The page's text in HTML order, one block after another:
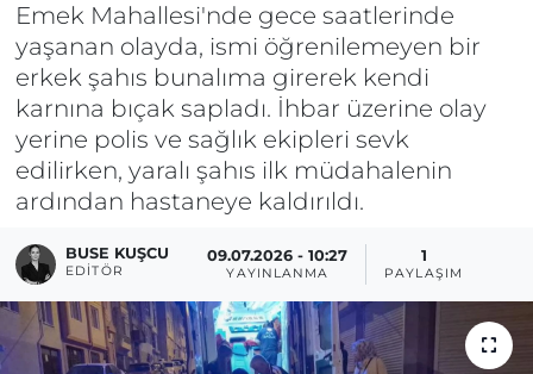
Emek Mahallesi'nde gece saatlerinde
yaşanan olayda, ismi öğrenilemeyen bir
erkek şahıs bunalıma girerek kendi
karnına bıçak sapladı. İhbar üzerine olay
yerine polis ve sağlık ekipleri sevk
edilirken, yaralı şahıs ilk müdahalenin
ardından hastaneye kaldırıldı.
BUSE KUŞCU
EDITÖR
09.07.2026 - 10:27
YAYINLANMA
1
PAYLAŞIM